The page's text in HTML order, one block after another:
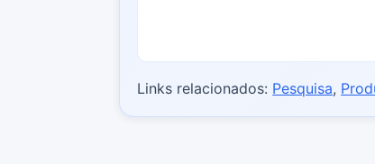
Links relacionados: Pesquisa,